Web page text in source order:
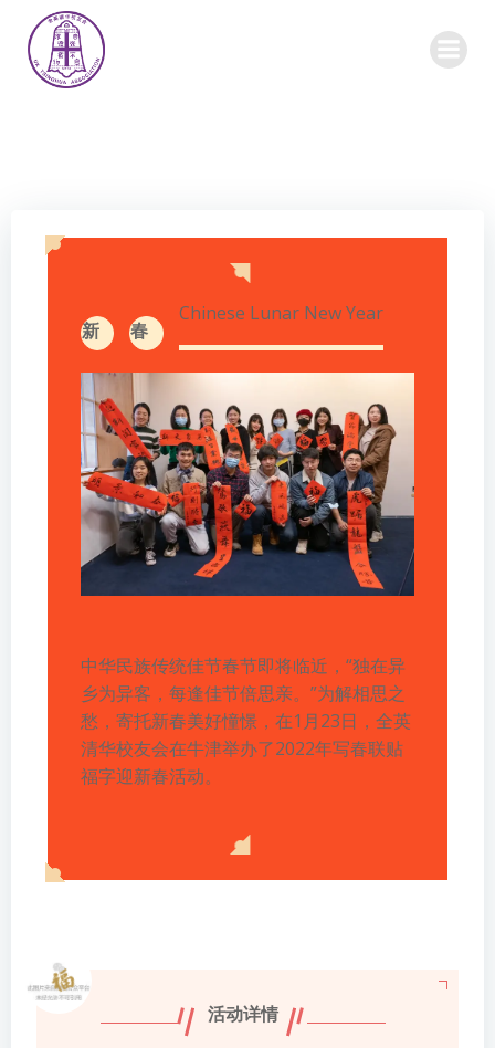
新 春
Chinese Lunar New Year
中华民族传统佳节春节即将临近，“独在异
乡为异客，每逢佳节倍思亲。”为解相思之
愁，寄托新春美好憧憬，在1月23日，全英
清华校友会在牛津举办了2022年写春联贴
福字迎新春活动。
活动详情